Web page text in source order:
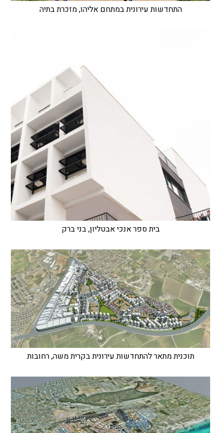
התחדשות עירונית במתחם אליהו, מזכרת בתיה
בית ספר אנכי אבטליון, בני ברק
תוכנית מתאר להתחדשות עירונית בקרית משה, רחובות